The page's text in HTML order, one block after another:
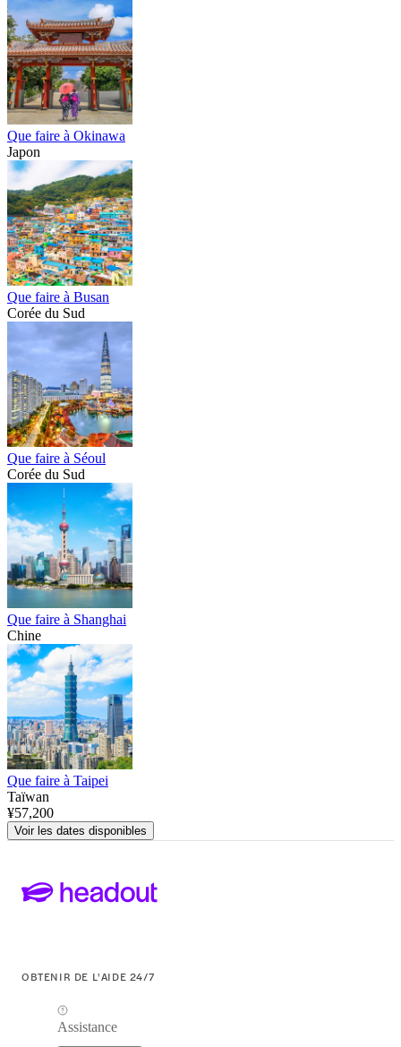
Que faire à Okinawa
Japon
Que faire à Busan
Corée du Sud
Que faire à Séoul
Corée du Sud
Que faire à Shanghai
Chine
Que faire à Taipei
Taïwan
¥57,200
Voir les dates disponibles
OBTENIR DE L'AIDE 24/7
Assistance